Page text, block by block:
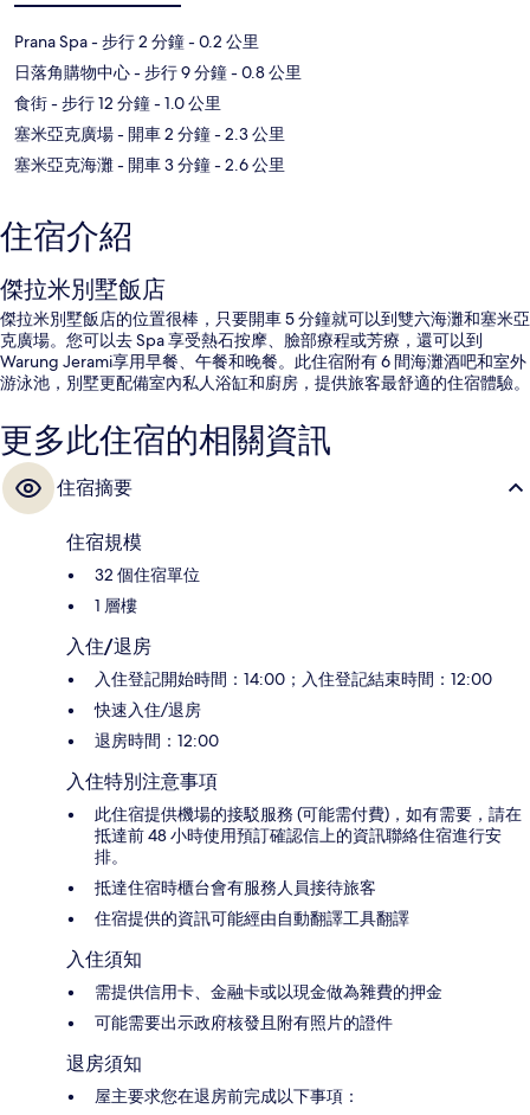
Prana Spa- 步行 2 分鐘- 0.2 公里
日落角購物中心- 步行 9 分鐘- 0.8 公里
食街- 步行 12 分鐘- 1.0 公里
塞米亞克廣場- 開車 2 分鐘- 2.3 公里
塞米亞克海灘- 開車 3 分鐘- 2.6 公里
住宿介紹
傑拉米別墅飯店
傑拉米別墅飯店的位置很棒，只要開車 5 分鐘就可以到雙六海灘和塞米亞
克廣場。您可以去 Spa 享受熱石按摩、臉部療程或芳療，還可以到
Warung Jerami享用早餐、午餐和晚餐。此住宿附有 6 間海灘酒吧和室外
游泳池，別墅更配備室內私人浴缸和廚房，提供旅客最舒適的住宿體驗。
更多此住宿的相關資訊
住宿摘要
住宿規模
32 個住宿單位
1 層樓
入住/退房
入住登記開始時間：14:00；入住登記結束時間：12:00
快速入住/退房
退房時間：12:00
入住特別注意事項
此住宿提供機場的接駁服務 (可能需付費)，如有需要，請在
抵達前 48 小時使用預訂確認信上的資訊聯絡住宿進行安
排。
抵達住宿時櫃台會有服務人員接待旅客
住宿提供的資訊可能經由自動翻譯工具翻譯
入住須知
需提供信用卡、金融卡或以現金做為雜費的押金
可能需要出示政府核發且附有照片的證件
退房須知
屋主要求您在退房前完成以下事項：